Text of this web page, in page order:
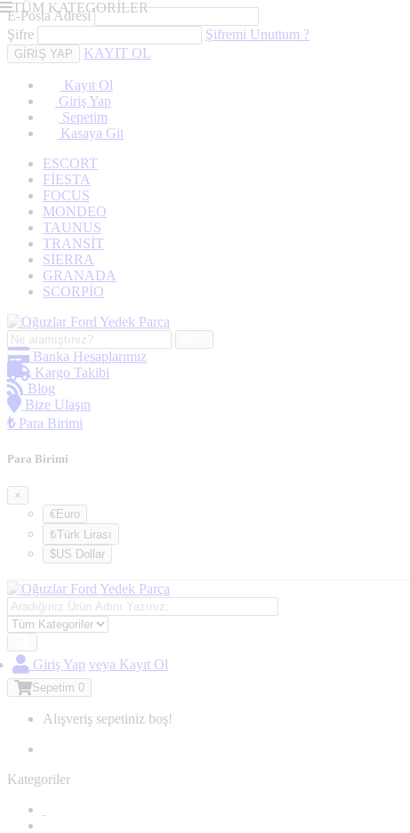
E-Posta Adresi
Şifre
Şifremi Unuttum ?
KAYIT OL
Kayıt Ol
Giriş Yap
Sepetim
Kasaya Git
ESCORT
FİESTA
FOCUS
MONDEO
TAUNUS
TRANSİT
SİERRA
GRANADA
SCORPİO
Banka Hesaplarımız
Kargo Takibi
Blog
Bize Ulaşın
₺ Para Birimi
Para Birimi
×
€Euro
₺Türk Lirası
$US Dollar
Giriş Yap veya Kayıt Ol
Sepetim 0
Alışveriş sepetiniz boş!
TÜM KATEGORİLER
Kategoriler